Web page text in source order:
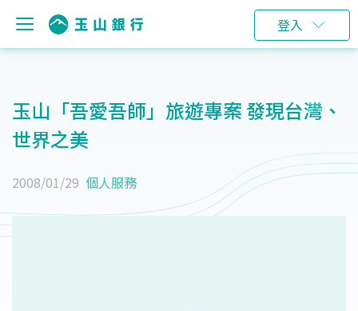
登入
玉山「吾愛吾師」旅遊專案 發現台灣、
世界之美
2008/01/29 個人服務